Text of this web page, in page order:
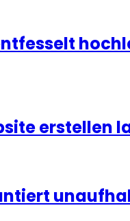
erstellen